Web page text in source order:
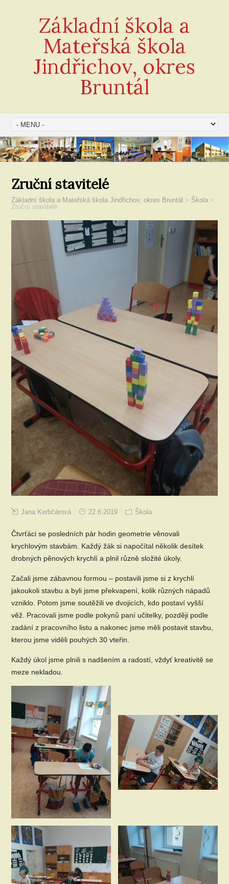
Základní škola a
Mateřská škola
Jindřichov, okres
Bruntál
Zruční stavitelé
Základní škola a Mateřská škola Jindřichov, okres Bruntál > Škola >
Zruční stavitelé
Jana Kerbčárová 22.6.2019 Škola
Čtvrťáci se posledních pár hodin geometrie věnovali
krychlovým stavbám. Každý žák si napočítal několik desítek
drobných pěnových krychlí a plnil různě složité úkoly.
Začali jsme zábavnou formou – postavili jsme si z krychlí
jakoukoli stavbu a byli jsme překvapení, kolik různých nápadů
vzniklo. Potom jsme soutěžili ve dvojicích, kdo postaví vyšší
věž. Pracovali jsme podle pokynů paní učitelky, později podle
zadání z pracovního listu a nakonec jsme měli postavit stavbu,
kterou jsme viděli pouhých 30 vteřin.
Každý úkol jsme plnili s nadšením a radostí, vždyť kreativitě se
meze nekladou.